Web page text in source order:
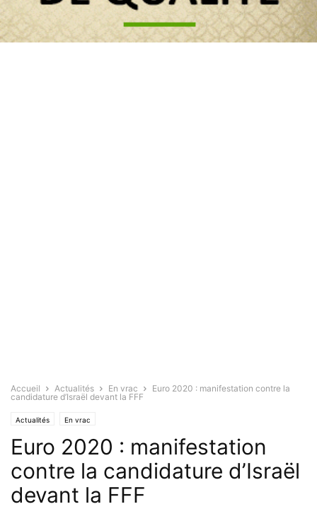
Accueil Actualités En vrac
Euro 2020 : manifestation contre la
candidature d’Israël devant la FFF
Actualités En vrac
Euro 2020 : manifestation
contre la candidature d’Israël
devant la FFF